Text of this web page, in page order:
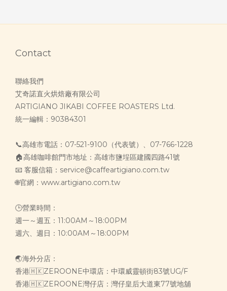
Contact
聯絡我們
艾奇諾直火烘焙廠有限公司
ARTIGIANO JIKABI COFFEE ROASTERS Ltd.
統一編輯：90384301
📞高雄市電話：07-521-9100（代表號）、07-766-1228
🏠高雄咖啡館門市地址：高雄市鹽埕區建國四路41號
📧 客服信箱：service@caffeartigiano.com.tw
🌐官網：www.artigiano.com.tw
🕒營業時間：
週一～週五：11:00AM～18:00PM
週六、週日：10:00AM～18:00PM
🌏海外分店：
香港🇭🇰ZEROONE中環店：中環威靈頓街83號UG/F
香港🇭🇰ZEROONE灣仔店：灣仔皇后大道東77號地舖